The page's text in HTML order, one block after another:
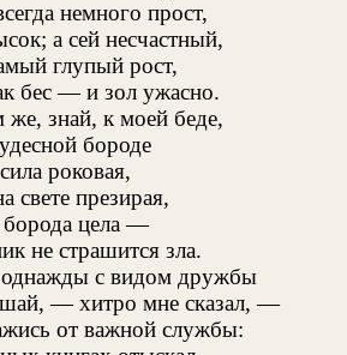
немного прост,
а сей несчастный,
глупый рост,
бес — и зол ужасно.
знай, к моей беде,
бороде
роковая,
свете презирая,
борода цела —
не страшится зла.
с видом дружбы
— хитро мне сказал, —
от важной службы: